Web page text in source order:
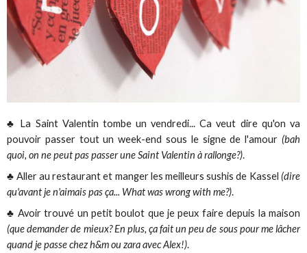
♣ La Saint Valentin tombe un vendredi... Ca veut dire qu'on va
pouvoir passer tout un week-end sous le signe de l'amour (bah
quoi, on ne peut pas passer une Saint Valentin à rallonge?).
♣ Aller au restaurant et manger les meilleurs sushis de Kassel (dire
qu'avant je n'aimais pas ça... What was wrong with me?).
♣ Avoir trouvé un petit boulot que je peux faire depuis la maison
(que demander de mieux? En plus, ça fait un peu de sous pour me lâcher
quand je passe chez h&m ou zara avec Alex!).